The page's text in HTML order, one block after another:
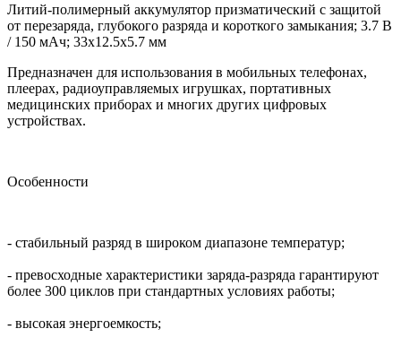
Литий-полимерный аккумулятор призматический с защитой
от перезаряда, глубокого разряда и короткого замыкания; 3.7 В
/ 150 мАч; 33х12.5х5.7 мм
Предназначен для использования в мобильных телефонах,
плеерах, радиоуправляемых игрушках, портативных
медицинских приборах и многих других цифровых
устройствах.
Особенности
- стабильный разряд в широком диапазоне температур;
- превосходные характеристики заряда-разряда гарантируют
более 300 циклов при стандартных условиях работы;
- высокая энергоемкость;